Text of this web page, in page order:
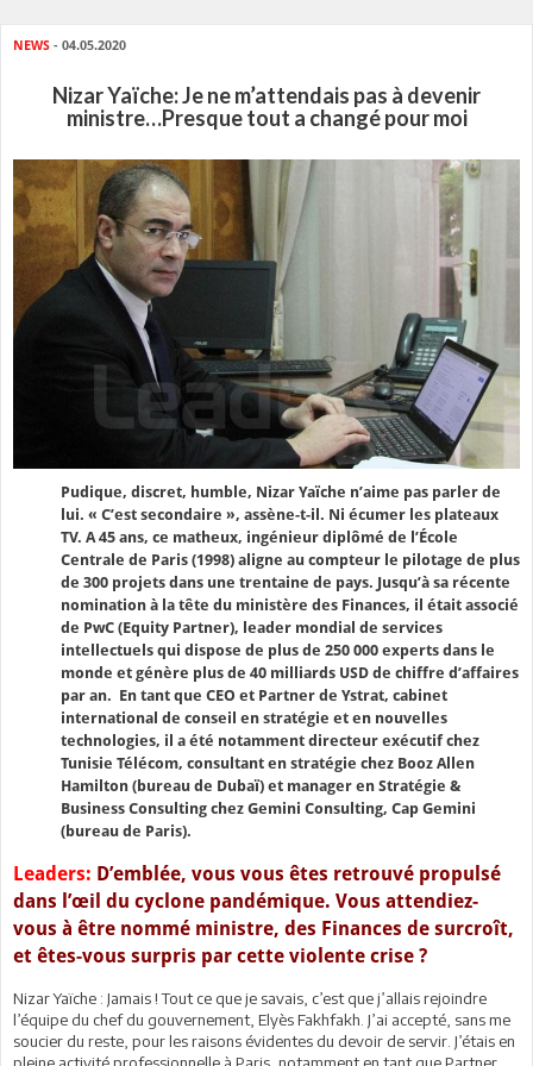
NEWS - 04.05.2020
Nizar Yaïche: Je ne m’attendais pas à devenir
ministre…Presque tout a changé pour moi
Pudique, discret, humble, Nizar Yaïche n’aime pas parler de
lui. « C’est secondaire », assène-t-il. Ni écumer les plateaux
TV. A 45 ans, ce matheux, ingénieur diplômé de l’École
Centrale de Paris (1998) aligne au compteur le pilotage de plus
de 300 projets dans une trentaine de pays. Jusqu’à sa récente
nomination à la tête du ministère des Finances, il était associé
de PwC (Equity Partner), leader mondial de services
intellectuels qui dispose de plus de 250 000 experts dans le
monde et génère plus de 40 milliards USD de chiffre d’affaires
par an. En tant que CEO et Partner de Ystrat, cabinet
international de conseil en stratégie et en nouvelles
technologies, il a été notamment directeur exécutif chez
Tunisie Télécom, consultant en stratégie chez Booz Allen
Hamilton (bureau de Dubaï) et manager en Stratégie &
Business Consulting chez Gemini Consulting, Cap Gemini
(bureau de Paris).
Leaders: D’emblée, vous vous êtes retrouvé propulsé
dans l’œil du cyclone pandémique. Vous attendiez-
vous à être nommé ministre, des Finances de surcroît,
et êtes-vous surpris par cette violente crise ?
Nizar Yaïche : Jamais ! Tout ce que je savais, c’est que j’allais rejoindre
l’équipe du chef du gouvernement, Elyès Fakhfakh. J’ai accepté, sans me
soucier du reste, pour les raisons évidentes du devoir de servir. J’étais en